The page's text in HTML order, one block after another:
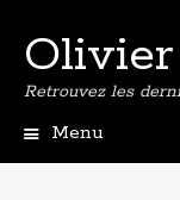
Retrouvez les
Menu